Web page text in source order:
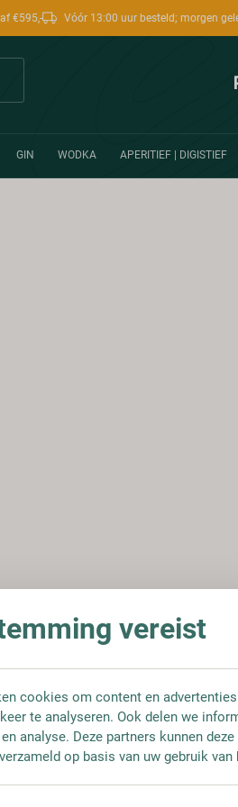
€595,- Vóór 13:00 uur besteld; morgen
GIN WODKA APERITIEF | DIGISTIEF
vereist
cookies om content en
te analyseren. Ook delen we
analyse. Deze partners kunnen
op basis van uw gebruik van